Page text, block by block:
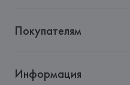
Покупателям
Информация